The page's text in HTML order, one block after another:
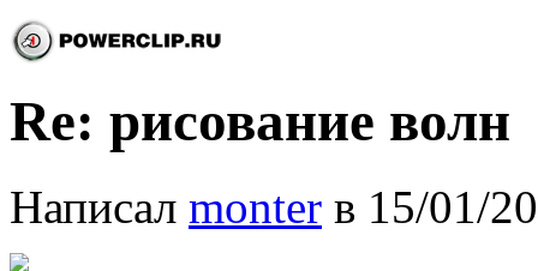
Re: рисование волн
Написал monter в 15/01/